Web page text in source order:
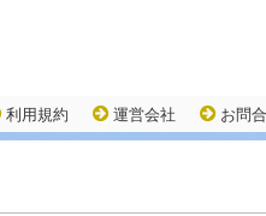
利用規約 運営会社 お問